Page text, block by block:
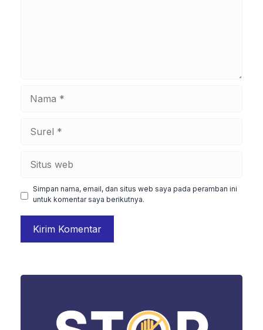
Simpan nama, email, dan situs web saya pada peramban ini
untuk komentar saya berikutnya.